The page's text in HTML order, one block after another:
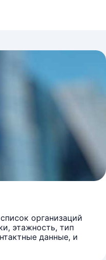
организаций
этажность, тип
данные, и